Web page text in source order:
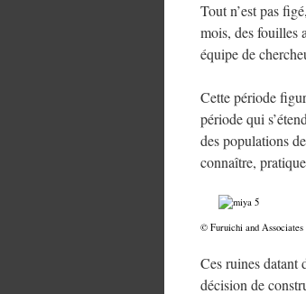
Tout n’est pas
mois, des fouilles
équipe de
Cette période
période qui
des populations
connaître,
© Furuichi and Associates
Ces ruines datant
décision de